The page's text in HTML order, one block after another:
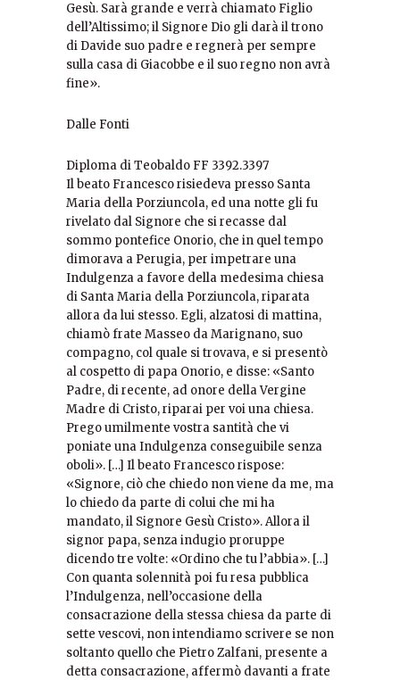
Gesù. Sarà grande e verrà chiamato Figlio
dell’Altissimo; il Signore Dio gli darà il trono
di Davide suo padre e regnerà per sempre
sulla casa di Giacobbe e il suo regno non avrà
fine».
Dalle Fonti
Diploma di Teobaldo FF 3392.3397
Il beato Francesco risiedeva presso Santa
Maria della Porziuncola, ed una notte gli fu
rivelato dal Signore che si recasse dal
sommo pontefice Onorio, che in quel tempo
dimorava a Perugia, per impetrare una
Indulgenza a favore della medesima chiesa
di Santa Maria della Porziuncola, riparata
allora da lui stesso. Egli, alzatosi di mattina,
chiamò frate Masseo da Marignano, suo
compagno, col quale si trovava, e si presentò
al cospetto di papa Onorio, e disse: «Santo
Padre, di recente, ad onore della Vergine
Madre di Cristo, riparai per voi una chiesa.
Prego umilmente vostra santità che vi
poniate una Indulgenza conseguibile senza
oboli». […] Il beato Francesco rispose:
«Signore, ciò che chiedo non viene da me, ma
lo chiedo da parte di colui che mi ha
mandato, il Signore Gesù Cristo». Allora il
signor papa, senza indugio proruppe
dicendo tre volte: «Ordino che tu l’abbia». […]
Con quanta solennità poi fu resa pubblica
l’Indulgenza, nell’occasione della
consacrazione della stessa chiesa da parte di
sette vescovi, non intendiamo scrivere se non
soltanto quello che Pietro Zalfani, presente a
detta consacrazione, affermò davanti a frate